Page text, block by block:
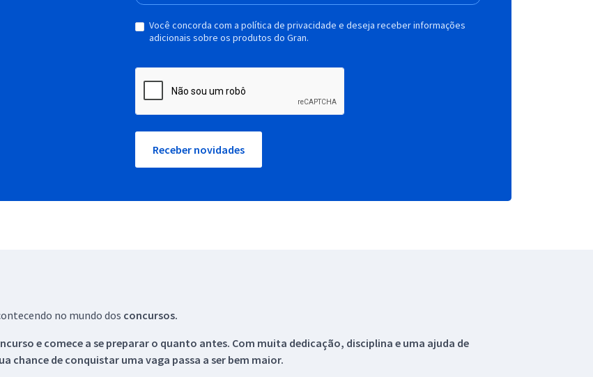
Você concorda com a política de privacidade e deseja receber informações
adicionais sobre os produtos do Gran.
Receber novidades
no mundo dos concursos.
e comece a se preparar o quanto antes. Com muita dedicação, disciplina e uma ajuda de
chance de conquistar uma vaga passa a ser bem maior.